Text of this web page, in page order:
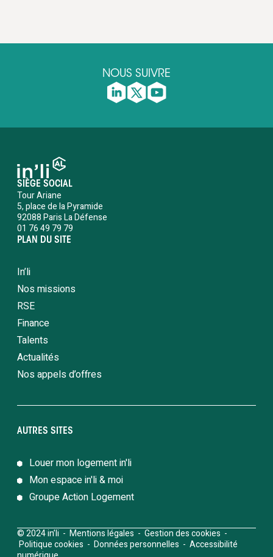
NOUS SUIVRE
SIÈGE SOCIAL
Tour Ariane
5, place de la Pyramide
92088 Paris La Défense
01 76 49 79 79
PLAN DU SITE
In’li
Nos missions
RSE
Finance
Talents
Actualités
Nos appels d’offres
AUTRES SITES
Louer mon logement in'li
Mon espace in'li & moi
Groupe Action Logement
© 2024 in’li - Mentions légales - Gestion des cookies -
Politique cookies - Données personnelles - Accessibilité